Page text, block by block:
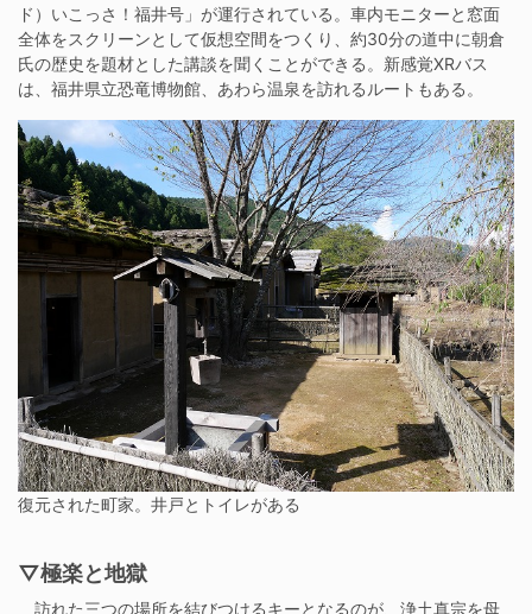
ド）いこっさ！福井号」が運行されている。車内モニターと窓面
全体をスクリーンとして仮想空間をつくり、約30分の道中に朝倉
氏の歴史を題材とした講談を聞くことができる。新感覚XRバス
は、福井県立恐竜博物館、あわら温泉を訪れるルートもある。
復元された町家。井戸とトイレがある
▽極楽と地獄
訪れた三つの場所を結びつけるキーとなるのが、浄土真宗を母